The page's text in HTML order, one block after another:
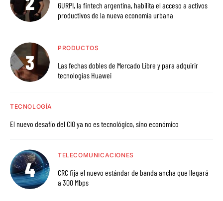
GURPI, la fintech argentina, habilita el acceso a activos
productivos de la nueva economía urbana
PRODUCTOS
Las fechas dobles de Mercado Libre y para adquirir
tecnologías Huawei
TECNOLOGÍA
El nuevo desafío del CIO ya no es tecnológico, sino económico
TELECOMUNICACIONES
CRC fija el nuevo estándar de banda ancha que llegará
a 300 Mbps